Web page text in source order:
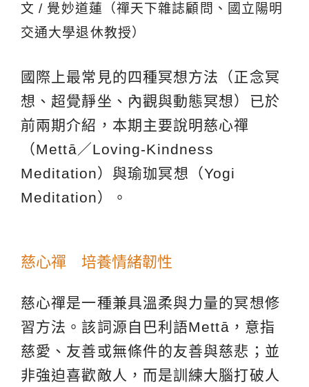
文 / 覺妙道蓮（禪天下雜誌顧問、國立陽明
交通大學退休教授）
國際上最常見的四種冥想方法（正念冥
想、超覺靜坐、內觀與動態冥想）已於
前兩期介紹，本期主要說明慈心禪
（Mettā／Loving-Kindness
Meditation）與瑜珈冥想（Yogi
Meditation）。
慈心禪 培養情緒韌性
慈心禪是一種兼具溫柔與力量的冥想修
習方法。該詞源自巴利語Mettā，意指
慈愛、友善或無條件的友善與慈悲；並
非強迫喜歡敵人，而是訓練大腦打破人